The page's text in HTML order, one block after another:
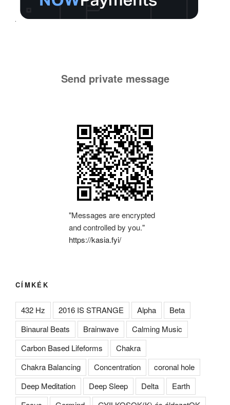
Send private message
"Messages are encrypted
and controlled by you."
https://kasia.fyi/
CÍMKÉK
432 Hz 2016 IS STRANGE Alpha
Beta
Binaural Beats
Brainwave
Calming Music
Carbon Based Lifeforms
Chakra
Chakra Balancing
Concentration
coronal hole
Deep Meditation
Deep Sleep Delta
Earth